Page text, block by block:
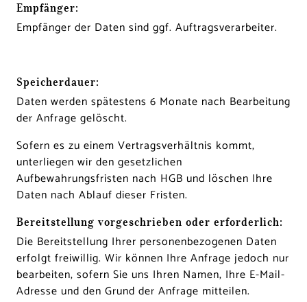
Empfänger:
Empfänger der Daten sind ggf. Auftragsverarbeiter.
Speicherdauer:
Daten werden spätestens 6 Monate nach Bearbeitung
der Anfrage gelöscht.
Sofern es zu einem Vertragsverhältnis kommt,
unterliegen wir den gesetzlichen
Aufbewahrungsfristen nach HGB und löschen Ihre
Daten nach Ablauf dieser Fristen.
Bereitstellung vorgeschrieben oder erforderlich:
Die Bereitstellung Ihrer personenbezogenen Daten
erfolgt freiwillig. Wir können Ihre Anfrage jedoch nur
bearbeiten, sofern Sie uns Ihren Namen, Ihre E-Mail-
Adresse und den Grund der Anfrage mitteilen.